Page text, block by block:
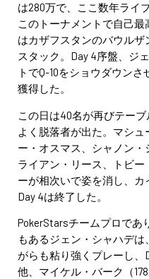
は280万で、ここ数年ライ
このトーナメントで自己
はカザフスタンのバウルザ
スタック。Day 4序盤、ジ
トでQ-10をショウダウン
獲得した。
この日は40名が再びテー
よく脱落者が出た。マシ
ー・オスマス、シャノン・
ライアン・リース、トビ
ーが相次いで姿を消し、
Day 4は終了した。
PokerStarsチームプロであ
もあるジェン・シャハデ
がらも粘り強くプレーし
他、マイケル・バーク（